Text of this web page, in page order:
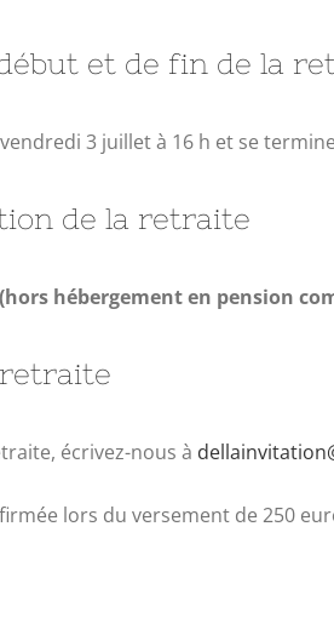
et de fin de la
3 juillet à 16 h et se
de la retraite
(hors hébergement en pension
écrivez-nous à
lors du versement de 250